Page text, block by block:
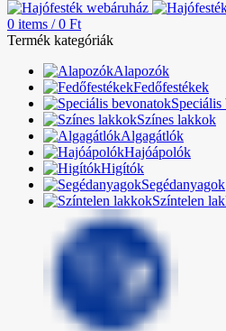
0 items / 0 Ft
Termék kategóriák
Alapozók
Fedőfestékek
Színes lakkok
Algagátlók
Hajóápolók
Higítók
Segédanyagok
Színtelen